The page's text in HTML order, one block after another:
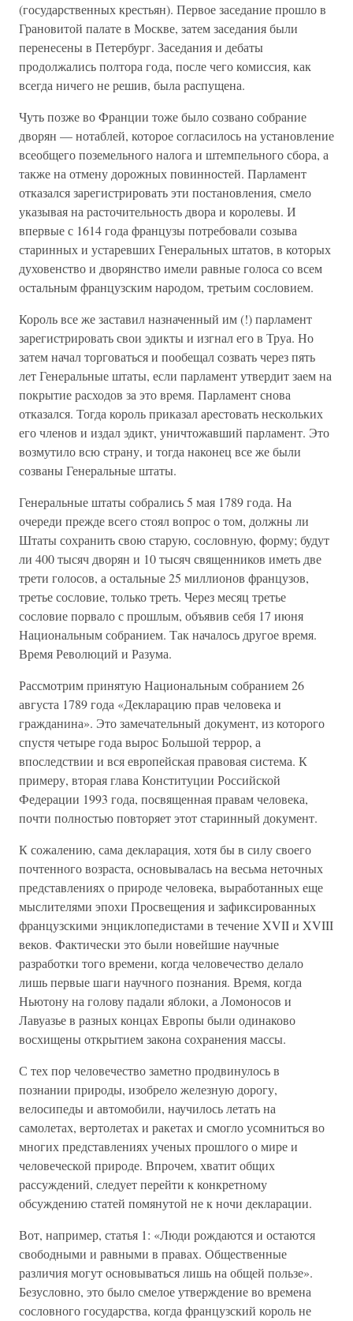
(государственных крестьян). Первое заседание прошло в
Грановитой палате в Москве, затем заседания были
перенесены в Петербург. Заседания и дебаты
продолжались полтора года, после чего комиссия, как
всегда ничего не решив, была распущена.
Чуть позже во Франции тоже было созвано собрание
дворян — нотаблей, которое согласилось на установление
всеобщего поземельного налога и штемпельного сбора, а
также на отмену дорожных повинностей. Парламент
отказался зарегистрировать эти постановления, смело
указывая на расточительность двора и королевы. И
впервые с 1614 года французы потребовали созыва
старинных и устаревших Генеральных штатов, в которых
духовенство и дворянство имели равные голоса со всем
остальным французским народом, третьим сословием.
Король все же заставил назначенный им (!) парламент
зарегистрировать свои эдикты и изгнал его в Труа. Но
затем начал торговаться и пообещал созвать через пять
лет Генеральные штаты, если парламент утвердит заем на
покрытие расходов за это время. Парламент снова
отказался. Тогда король приказал арестовать нескольких
его членов и издал эдикт, уничтожавший парламент. Это
возмутило всю страну, и тогда наконец все же были
созваны Генеральные штаты.
Генеральные штаты собрались 5 мая 1789 года. На
очереди прежде всего стоял вопрос о том, должны ли
Штаты сохранить свою старую, сословную, форму; будут
ли 400 тысяч дворян и 10 тысяч священников иметь две
трети голосов, а остальные 25 миллионов французов,
третье сословие, только треть. Через месяц третье
сословие порвало с прошлым, объявив себя 17 июня
Национальным собранием. Так началось другое время.
Время Революций и Разума.
Рассмотрим принятую Национальным собранием 26
августа 1789 года «Декларацию прав человека и
гражданина». Это замечательный документ, из которого
спустя четыре года вырос Большой террор, а
впоследствии и вся европейская правовая система. К
примеру, вторая глава Конституции Российской
Федерации 1993 года, посвященная правам человека,
почти полностью повторяет этот старинный документ.
К сожалению, сама декларация, хотя бы в силу своего
почтенного возраста, основывалась на весьма неточных
представлениях о природе человека, выработанных еще
мыслителями эпохи Просвещения и зафиксированных
французскими энциклопедистами в течение XVII и XVIII
веков. Фактически это были новейшие научные
разработки того времени, когда человечество делало
лишь первые шаги научного познания. Время, когда
Ньютону на голову падали яблоки, а Ломоносов и
Лавуазье в разных концах Европы были одинаково
восхищены открытием закона сохранения массы.
С тех пор человечество заметно продвинулось в
познании природы, изобрело железную дорогу,
велосипеды и автомобили, научилось летать на
самолетах, вертолетах и ракетах и смогло усомниться во
многих представлениях ученых прошлого о мире и
человеческой природе. Впрочем, хватит общих
рассуждений, следует перейти к конкретному
обсуждению статей помянутой не к ночи декларации.
Вот, например, статья 1: «Люди рождаются и остаются
свободными и равными в правах. Общественные
различия могут основываться лишь на общей пользе».
Безусловно, это было смелое утверждение во времена
сословного государства, когда французский король не